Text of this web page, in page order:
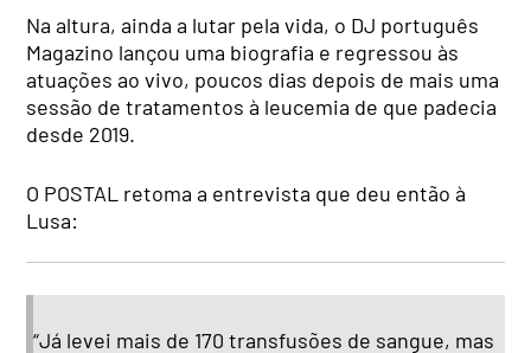
Na altura, ainda a lutar pela vida, o DJ português
Magazino lançou uma biografia e regressou às
atuações ao vivo, poucos dias depois de mais uma
sessão de tratamentos à leucemia de que padecia
desde 2019.
O POSTAL retoma a entrevista que deu então à
Lusa:
“Já levei mais de 170 transfusões de sangue, mas